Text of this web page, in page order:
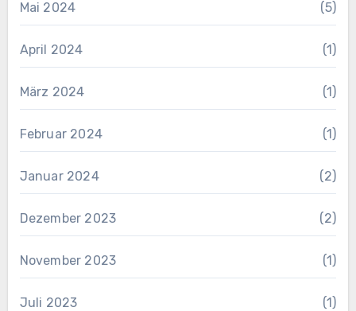
Mai 2024 (5)
April 2024 (1)
März 2024 (1)
Februar 2024 (1)
Januar 2024 (2)
Dezember 2023 (2)
November 2023 (1)
Juli 2023 (1)